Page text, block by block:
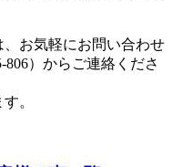
お気軽にお問い合わせ
806）からご連絡くださ
。